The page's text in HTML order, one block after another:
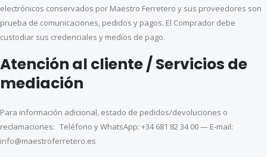
electrónicos conservados por Maestro Ferretero y sus proveedores son
prueba de comunicaciones, pedidos y pagos. El Comprador debe
custodiar sus credenciales y medios de pago.
Atención al cliente / Servicios de
mediación
Para información adicional, estado de pedidos/devoluciones o
reclamaciones: Teléfono y WhatsApp: +34 681 82 34 00 — E-mail:
info@maestroferretero.es